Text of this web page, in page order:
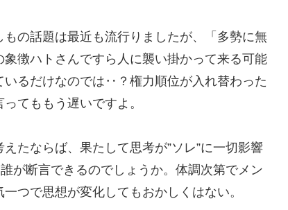
の話題は最近も流行りましたが、「多勢に無
徴ハトさんですら人に襲い掛かって来る可能
るだけなのでは‥？権力順位が入れ替わった
てももう遅いですよ。
たならば、果たして思考が”ソレ”に一切影響
が断言できるのでしょうか。体調次第でメン
つで思想が変化してもおかしくはない。